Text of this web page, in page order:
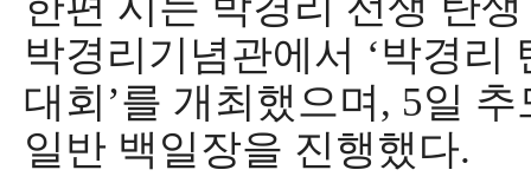
박경리기념관에서 ‘박경리
대회 ’를 개최했으며, 5일 추
일반 백일장을 진행했다.